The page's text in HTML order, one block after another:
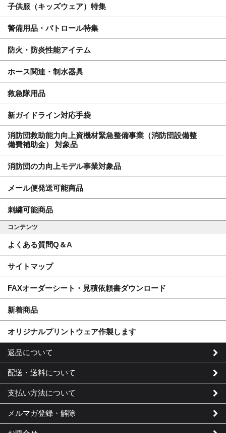
子供服（キッズウェア）特集
警備用品・パトロール特集
防火・防炎性能アイテム
ホース関連・制水器具
救急隊用品
新ガイドライン対応手袋
消防団救助能力向上資機材緊急整備事業（消防団設備整
備費補助金） 対象品
消防団の力向上モデル事業対象品
メール便発送可能商品
刺繍可能商品
コンテンツ
よくある質問Q＆A
サイトマップ
FAXオーダーシート・見積依頼書ダウンロード
新着商品
オリジナルプリントウェア作製します
返品について
配送・送料について
支払い方法について
メルマガ登録・解除